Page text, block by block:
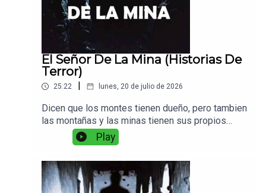
El Señor De La Mina (Historias De
Terror)
25:22 lunes, 20 de julio de 2026
Dicen que los montes tienen dueño, pero tambien
las montañas y las minas tienen sus propios
dueños y reglas a seguir, y cuidado de
romperlas...
Play